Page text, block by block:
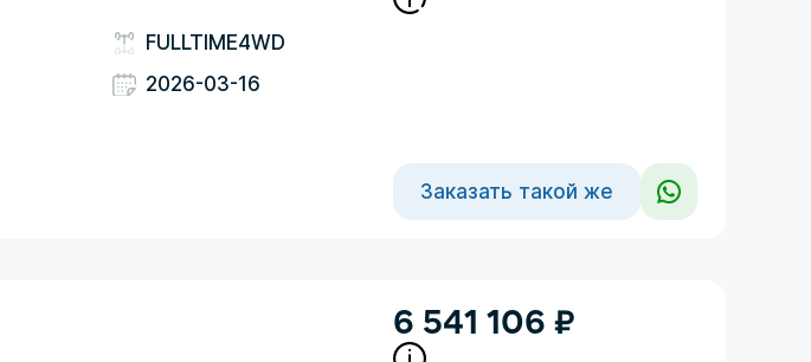
FULLTIME4WD
2026-03-16
Заказать такой же
6 541 106 ₽